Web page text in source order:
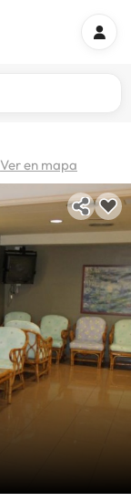
Ver en mapa